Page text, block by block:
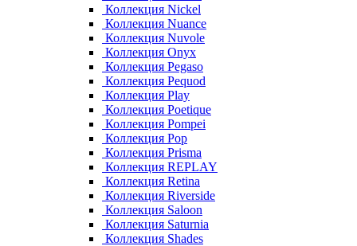
Коллекция Nickel
Коллекция Nuance
Коллекция Nuvole
Коллекция Onyx
Коллекция Pegaso
Коллекция Pequod
Коллекция Play
Коллекция Poetique
Коллекция Pompei
Коллекция Pop
Коллекция Prisma
Коллекция REPLAY
Коллекция Retina
Коллекция Riverside
Коллекция Saloon
Коллекция Saturnia
Коллекция Shades